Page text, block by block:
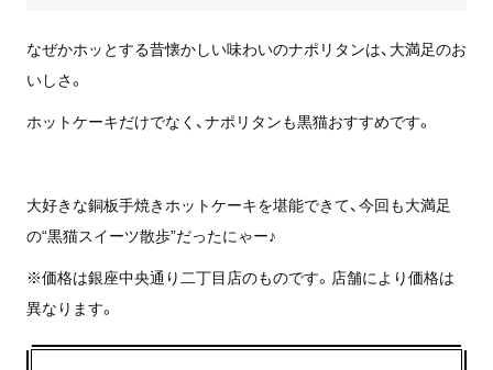
なぜかホッとする昔懐かしい味わいのナポリタンは、大満足のお
いしさ。
ホットケーキだけでなく、ナポリタンも黒猫おすすめです。
大好きな銅板手焼きホットケーキを堪能できて、今回も大満足
の“黒猫スイーツ散歩”だったにゃー♪
※価格は銀座中央通り二丁目店のものです。店舗により価格は
異なります。